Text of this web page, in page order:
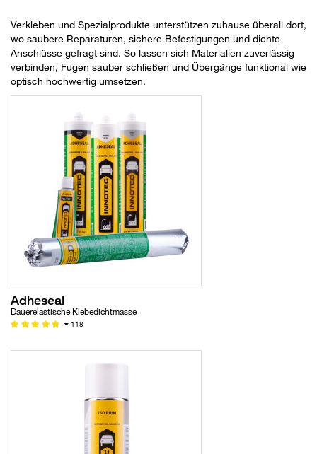
Verkleben und Spezialprodukte unterstützen zuhause überall dort,
wo saubere Reparaturen, sichere Befestigungen und dichte
Anschlüsse gefragt sind. So lassen sich Materialien zuverlässig
verbinden, Fugen sauber schließen und Übergänge funktional wie
optisch hochwertig umsetzen.
Adheseal
Dauerelastische Klebedichtmasse
118